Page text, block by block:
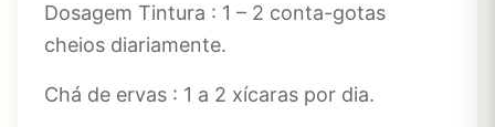
Dosagem Tintura : 1 – 2 conta-gotas
cheios diariamente.
Chá de ervas : 1 a 2 xícaras por dia.